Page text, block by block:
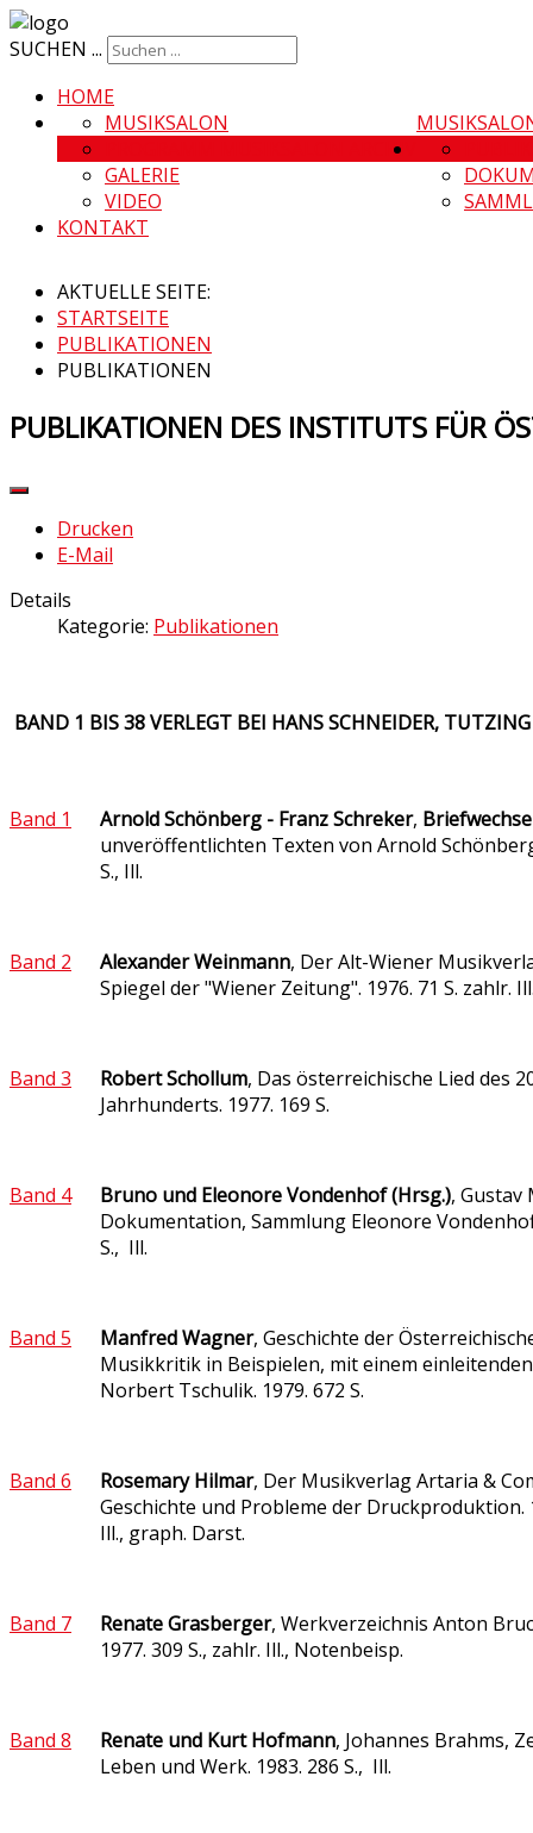
SUCHEN ...
HOME
MUSIKSALON
PROGRAMM MUSIKSALON ARCHIV
GALERIE
VIDEO
KONTAKT
AKTUELLE SEITE:
STARTSEITE
PUBLIKATIONEN
PUBLIKATIONEN
PUBLIKATIONEN DES INSTITUTS FÜR
Drucken
E-Mail
Details
Kategorie: Publikationen
BAND 1 BIS 38 VERLEGT BEI HANS SCHNEIDER, TUTZING
Band 1 Arnold Schönberg - Franz Schreker,
unveröffentlichten Texten von Arnold
S., Ill.
Band 2 Alexander Weinmann, Der Alt-Wiener
Spiegel der "Wiener Zeitung". 1976. 71 S. zahlr.
Band 3 Robert Schollum, Das österreichische Lied des
Jahrhunderts. 1977. 169 S.
Band 4 Bruno und Eleonore Vondenhof (Hrsg.), Gustav
Dokumentation, Sammlung Eleonore
S., Ill.
Band 5 Manfred Wagner, Geschichte der
Musikkritik in Beispielen, mit einem
Norbert Tschulik. 1979. 672 S.
Band 6 Rosemary Hilmar, Der Musikverlag Artaria &
Geschichte und Probleme der Druckproduktion.
Ill., graph. Darst.
Band 7 Renate Grasberger, Werkverzeichnis Anton
1977. 309 S., zahlr. Ill., Notenbeisp.
Band 8 Renate und Kurt Hofmann, Johannes Brahms,
Leben und Werk. 1983. 286 S., Ill.